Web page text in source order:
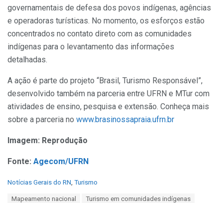
governamentais de defesa dos povos indígenas, agências
e operadoras turísticas. No momento, os esforços estão
concentrados no contato direto com as comunidades
indígenas para o levantamento das informações
detalhadas.
A ação é parte do projeto “Brasil, Turismo Responsável”,
desenvolvido também na parceria entre UFRN e MTur com
atividades de ensino, pesquisa e extensão. Conheça mais
sobre a parceria no www.brasinossapraia.ufrn.br
Imagem: Reprodução
Fonte: Agecom/UFRN
C
Notícias Gerais do RN Turismo
Mapeamento nacional
Turismo em comunidades indígenas